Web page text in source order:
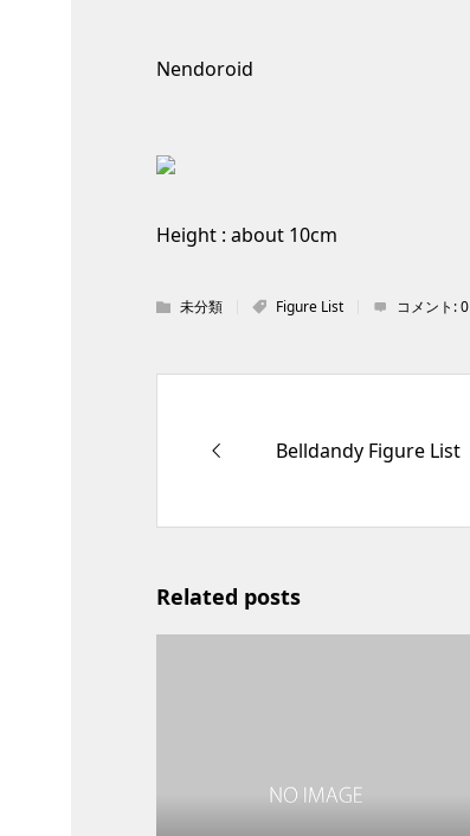
Nendoroid
Height : about 10cm
未分類 Figure List コメント:0
Belldandy Figure List
Related posts